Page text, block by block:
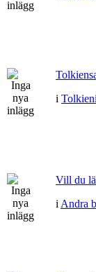
i
Vill du
i Andra